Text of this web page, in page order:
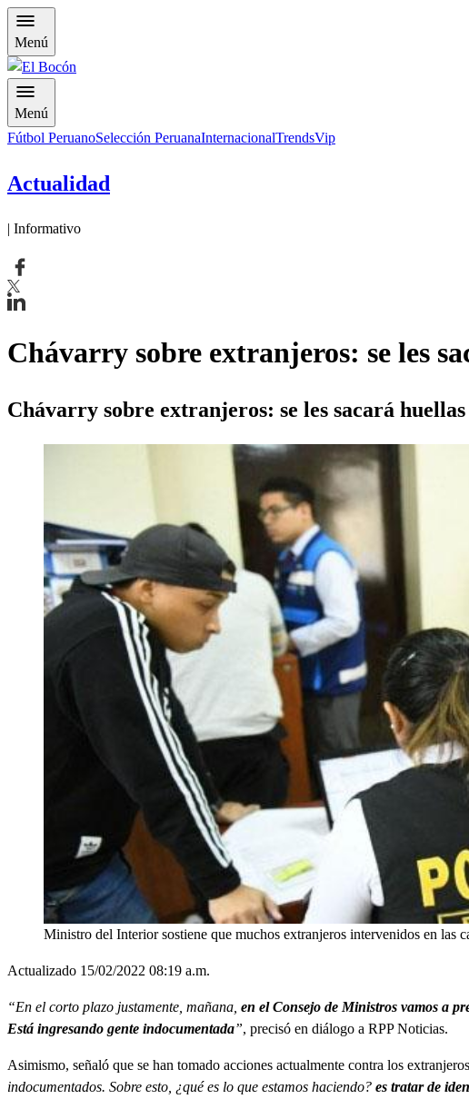
Menú
Menú
Fútbol PeruanoSelección PeruanaInternacionalTrendsVip
Actualidad
| Informativo
Chávarry sobre extranjeros: se les
Chávarry sobre extranjeros: se les sacará
Ministro del Interior sostiene que muchos extranjeros intervenidos en las
Actualizado 15/02/2022 08:19 a.m.
“En el corto plazo justamente, mañana, en el Consejo de Ministros vamos a
Está ingresando gente indocumentada”, precisó en diálogo a RPP Noticias.
Asimismo, señaló que se han tomado acciones actualmente contra los
indocumentados. Sobre esto, ¿qué es lo que estamos haciendo? es tratar de